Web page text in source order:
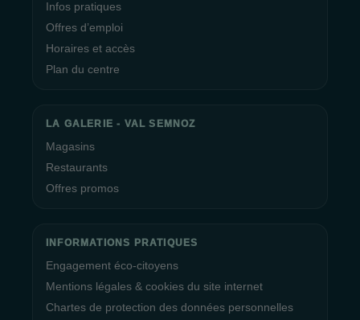
Infos pratiques
Offres d’emploi
Horaires et accès
Plan du centre
LA GALERIE - VAL SEMNOZ
Magasins
Restaurants
Offres promos
INFORMATIONS PRATIQUES
Engagement éco-citoyens
Mentions légales & cookies du site internet
Chartes de protection des données personnelles